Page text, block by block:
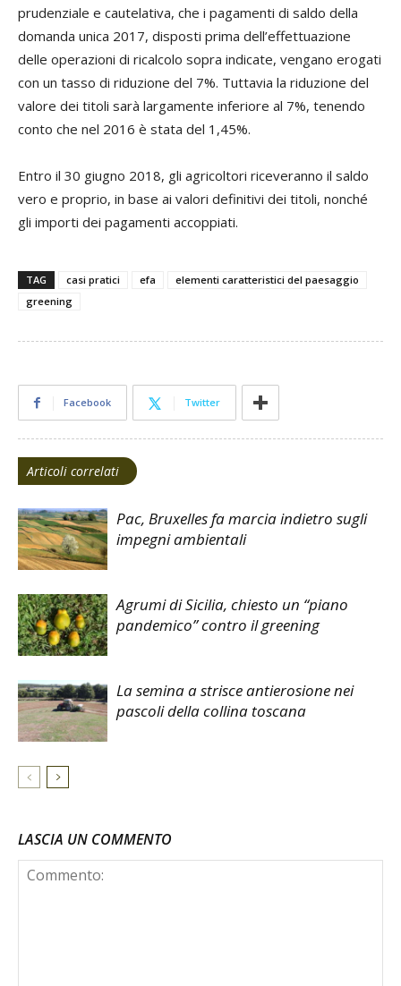
prudenziale e cautelativa, che i pagamenti di saldo della
domanda unica 2017, disposti prima dell’effettuazione
delle operazioni di ricalcolo sopra indicate, vengano erogati
con un tasso di riduzione del 7%. Tuttavia la riduzione del
valore dei titoli sarà largamente inferiore al 7%, tenendo
conto che nel 2016 è stata del 1,45%.
Entro il 30 giugno 2018, gli agricoltori riceveranno il saldo
vero e proprio, in base ai valori definitivi dei titoli, nonché
gli importi dei pagamenti accoppiati.
TAG casi pratici efa
elementi caratteristici del paesaggio
greening
Facebook Twitter
Articoli correlati
Pac, Bruxelles fa marcia indietro sugli
impegni ambientali
Agrumi di Sicilia, chiesto un “piano
pandemico” contro il greening
La semina a strisce antierosione nei
pascoli della collina toscana
LASCIA UN COMMENTO